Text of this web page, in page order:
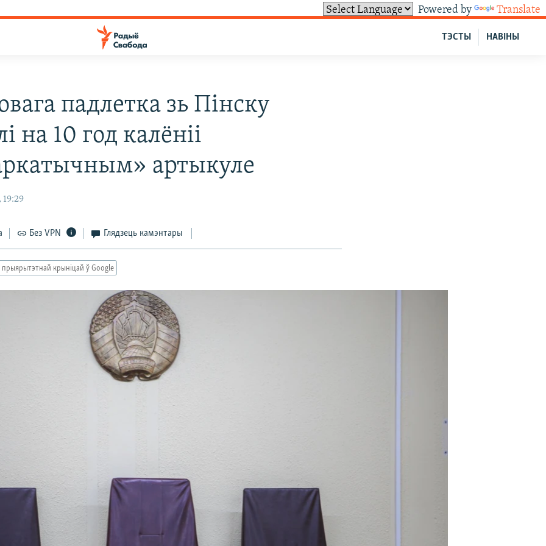
Powered by Translate
НАВІНЫ
ТЭСТЫ
падлетка зь Пінску
на 10 год калёніі
артыкуле
19:29
Без VPN Глядзець камэнтары
прыярытэтнай крыніцай ў Google